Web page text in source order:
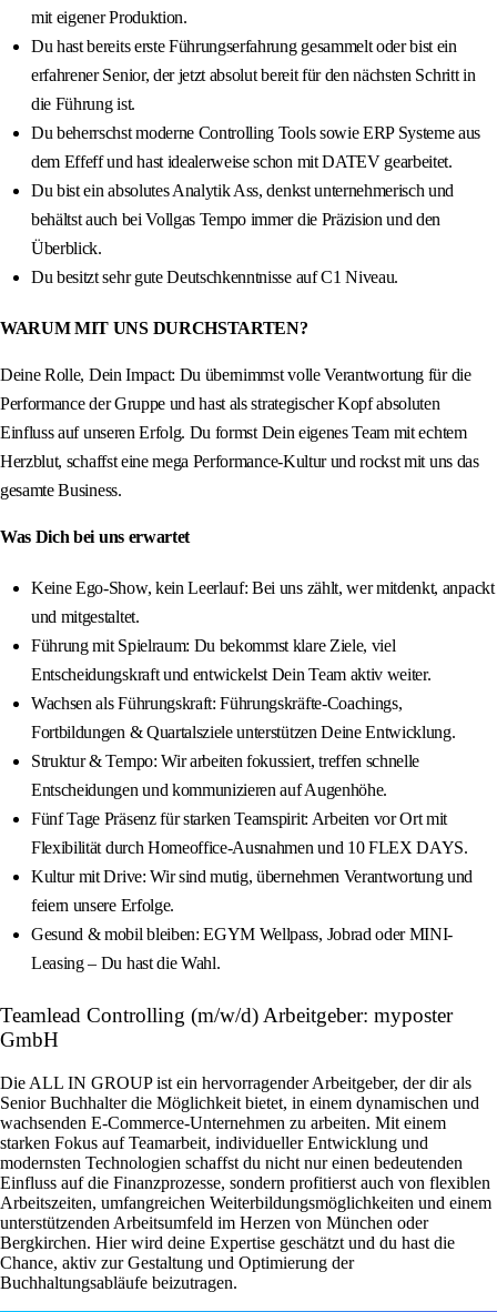
mit eigener Produktion.
Du hast bereits erste Führungserfahrung gesammelt oder bist ein
erfahrener Senior, der jetzt absolut bereit für den nächsten Schritt in
die Führung ist.
Du beherrschst moderne Controlling Tools sowie ERP Systeme aus
dem Effeff und hast idealerweise schon mit DATEV gearbeitet.
Du bist ein absolutes Analytik Ass, denkst unternehmerisch und
behältst auch bei Vollgas Tempo immer die Präzision und den
Überblick.
Du besitzt sehr gute Deutschkenntnisse auf C1 Niveau.
WARUM MIT UNS DURCHSTARTEN?
Deine Rolle, Dein Impact: Du übernimmst volle Verantwortung für die
Performance der Gruppe und hast als strategischer Kopf absoluten
Einfluss auf unseren Erfolg. Du formst Dein eigenes Team mit echtem
Herzblut, schaffst eine mega Performance-Kultur und rockst mit uns das
gesamte Business.
Was Dich bei uns erwartet
Keine Ego-Show, kein Leerlauf: Bei uns zählt, wer mitdenkt, anpackt
und mitgestaltet.
Führung mit Spielraum: Du bekommst klare Ziele, viel
Entscheidungskraft und entwickelst Dein Team aktiv weiter.
Wachsen als Führungskraft: Führungskräfte-Coachings,
Fortbildungen & Quartalsziele unterstützen Deine Entwicklung.
Struktur & Tempo: Wir arbeiten fokussiert, treffen schnelle
Entscheidungen und kommunizieren auf Augenhöhe.
Fünf Tage Präsenz für starken Teamspirit: Arbeiten vor Ort mit
Flexibilität durch Homeoffice-Ausnahmen und 10 FLEX DAYS.
Kultur mit Drive: Wir sind mutig, übernehmen Verantwortung und
feiern unsere Erfolge.
Gesund & mobil bleiben: EGYM Wellpass, Jobrad oder MINI-
Leasing – Du hast die Wahl.
Teamlead Controlling (m/w/d) Arbeitgeber: myposter
GmbH
Die ALL IN GROUP ist ein hervorragender Arbeitgeber, der dir als
Senior Buchhalter die Möglichkeit bietet, in einem dynamischen und
wachsenden E-Commerce-Unternehmen zu arbeiten. Mit einem
starken Fokus auf Teamarbeit, individueller Entwicklung und
modernsten Technologien schaffst du nicht nur einen bedeutenden
Einfluss auf die Finanzprozesse, sondern profitierst auch von flexiblen
Arbeitszeiten, umfangreichen Weiterbildungsmöglichkeiten und einem
unterstützenden Arbeitsumfeld im Herzen von München oder
Bergkirchen. Hier wird deine Expertise geschätzt und du hast die
Chance, aktiv zur Gestaltung und Optimierung der
Buchhaltungsabläufe beizutragen.